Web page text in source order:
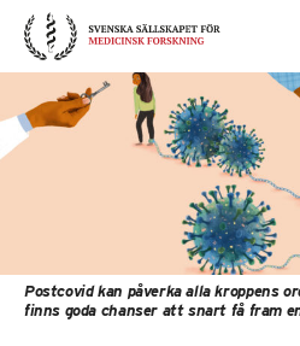
Skip
content
Postcovid kan påverka alla kroppens
finns goda chanser att snart få fram